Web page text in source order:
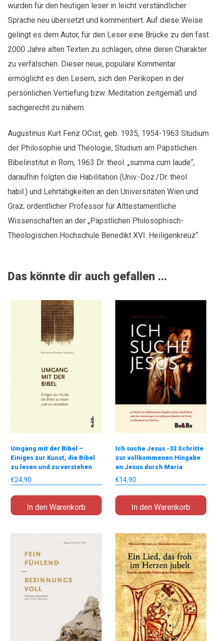
&
kommentiert
Augustinus
Kurt
Fenz
Evangelien
wurden für den heutigen leser in leicht verständlicher
Sprache neu übersetzt und kommentiert. Auf diese Weise
gelingt es dem Autor, für den Leser eine Brücke zu den fast
2000 Jahre alten Texten zu schlagen, ohne deren Charakter
zu verfälschen. Dieser neue, populäre Kommentar
ermöglicht es den Lesern, sich den Perikopen in der
persönlichen Vertiefung bzw. Meditation zeitgemäß und
sachgerecht zu nähern.
Augustinus Kurt Fenz OCist, geb. 1935, 1954-1963 Studium
der Philosophie und Theologie, Studium am Päpstlichen
Bibelinstitut in Rom, 1963 Dr. theol. „summa cum laude“,
daraufhin folgten die Habilitation (Univ.-Doz./Dr. theol.
habil.) und Lehrtätigkeiten an den Universitäten Wien und
Graz; ordentlicher Professor für Alttestamentliche
Wissenschaften an der „Päpstlichen Philosophisch-
Theologischen Hochschule Benedikt XVI. Heiligenkreuz“.
Das könnte dir auch gefallen …
Umgang mit der Bibel –
Einiges zur Kunst, die Bibel
zu lesen und zu verstehen
€24,90
In den Warenkorb
Ich suche Jesus -33 Schritte
zur vollkommenen Hingabe
an Jesus durch Maria
€14,90
In den Warenkorb